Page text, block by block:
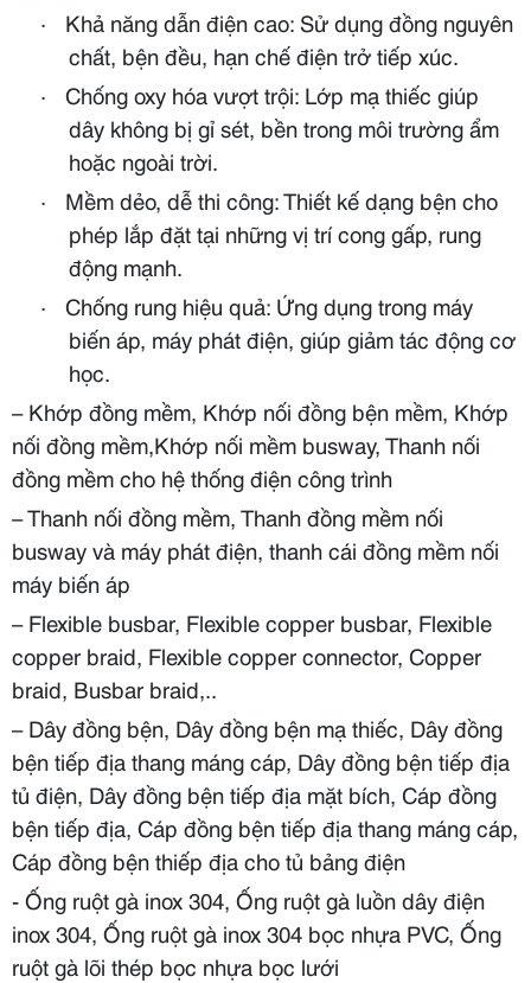
·
Khả năng dẫn điện cao: Sử dụng đồng nguyên
chất, bện đều, hạn chế điện trở tiếp xúc.
·
Chống oxy hóa vượt trội: Lớp mạ thiếc giúp
dây không bị gỉ sét, bền trong môi trường ẩm
hoặc ngoài trời.
·
Mềm dẻo, dễ thi công: Thiết kế dạng bện cho
phép lắp đặt tại những vị trí cong gấp, rung
động mạnh.
·
Chống rung hiệu quả: Ứng dụng trong máy
biến áp, máy phát điện, giúp giảm tác động cơ
học.
– Khớp đồng mềm, Khớp nối đồng bện mềm, Khớp
nối đồng mềm,Khớp nối mềm busway, Thanh nối
đồng mềm cho hệ thống điện công trình
– Thanh nối đồng mềm, Thanh đồng mềm nối
busway và máy phát điện, thanh cái đồng mềm nối
máy biến áp
– Flexible busbar, Flexible copper busbar, Flexible
copper braid, Flexible copper connector, Copper
braid, Busbar braid,..
– Dây đồng bện, Dây đồng bện mạ thiếc, Dây đồng
bện tiếp địa thang máng cáp, Dây đồng bện tiếp địa
tủ điện, Dây đồng bện tiếp địa mặt bích, Cáp đồng
bện tiếp địa, Cáp đồng bện tiếp địa thang máng cáp,
Cáp đồng bện thiếp địa cho tủ bảng điện
- Ống ruột gà inox 304, Ống ruột gà luồn dây điện
inox 304, Ống ruột gà inox 304 bọc nhựa PVC, Ống
ruột gà lõi thép bọc nhựa bọc lưới